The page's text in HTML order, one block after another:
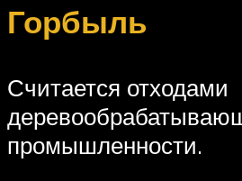
Горбыль
Считается отходами
промышленности.